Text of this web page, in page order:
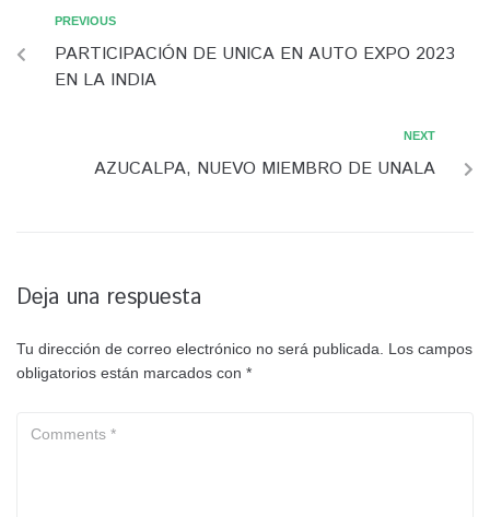
PREVIOUS
PARTICIPACIÓN DE UNICA EN AUTO EXPO 2023
EN LA INDIA
NEXT
AZUCALPA, NUEVO MIEMBRO DE UNALA
Deja una respuesta
Tu dirección de correo electrónico no será publicada.
Los campos
obligatorios están marcados con *